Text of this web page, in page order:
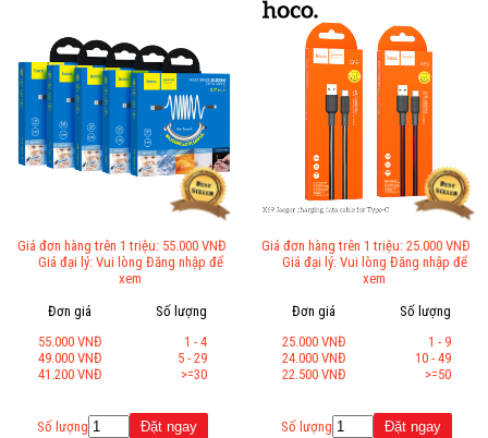
Giá đơn hàng trên 1 triệu: 55.000 VNĐ
Giá đại lý: Vui lòng Đăng nhập để
xem
Đơn giá
55.000 VNĐ
49.000 VNĐ
41.200 VNĐ
Số lượng
1 - 4
5 - 29
>=30
Số lượng
Giá đơn hàng trên 1 triệu: 25.000 VNĐ
Giá đại lý: Vui lòng Đăng nhập để
xem
Đơn giá
25.000 VNĐ
24.000 VNĐ
22.500 VNĐ
Số lượng
1 - 9
10 - 49
>=50
Số lượng